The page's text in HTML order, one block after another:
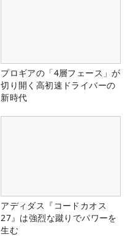
プロギアの「4層フェース」が
切り開く高初速ドライバーの
新時代
アディダス『コードカオス
27』は強烈な蹴りでパワーを
生む